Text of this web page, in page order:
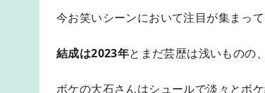
今お笑いシーンにおいて注目が集まっ
結成は2023年とまだ芸歴は浅いものの
ボケの大石さんはシュールで淡々とボ